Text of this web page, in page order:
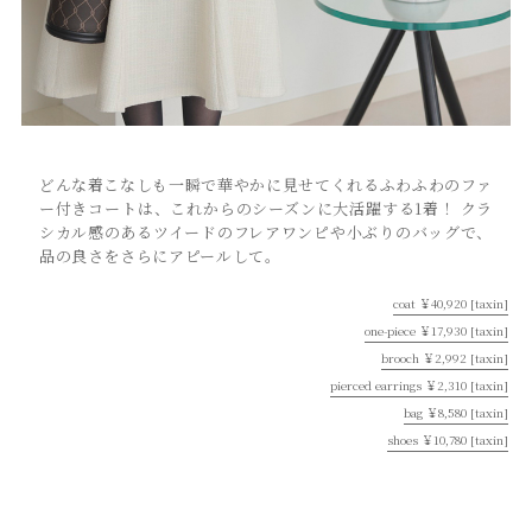
どんな着こなしも一瞬で華やかに見せてくれるふわふわのファ
ー付きコートは、これからのシーズンに大活躍する1着！ クラ
シカル感のあるツイードのフレアワンピや小ぶりのバッグで、
品の良さをさらにアピールして。
coat ￥40,920 [taxin]
one-piece ￥17,930 [taxin]
brooch ￥2,992 [taxin]
pierced earrings ￥2,310 [taxin]
bag ￥8,580 [taxin]
shoes ￥10,780 [taxin]